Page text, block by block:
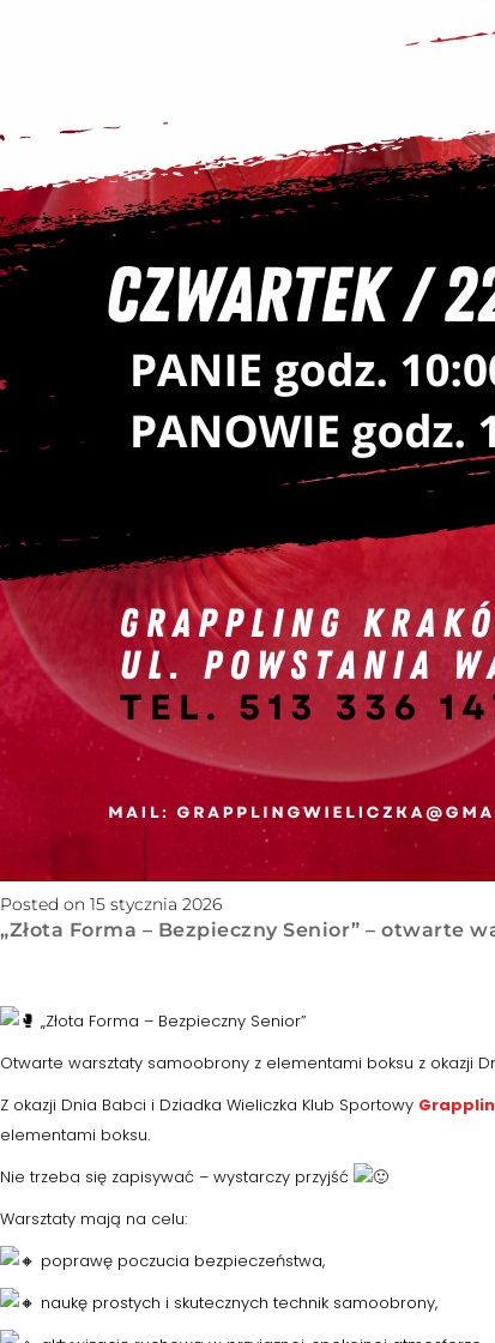
Posted on 15 stycznia 2026
„Złota Forma – Bezpieczny Senior” – otwarte
„Złota Forma – Bezpieczny Senior”
Otwarte warsztaty samoobrony z elementami boksu z okazji
Z okazji Dnia Babci i Dziadka Wieliczka Klub Sportowy
elementami boksu.
Nie trzeba się zapisywać – wystarczy przyjść
Warsztaty mają na celu:
poprawę poczucia bezpieczeństwa,
naukę prostych i skutecznych technik samoobrony,